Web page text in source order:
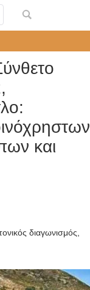
και
διαγωνισμός,